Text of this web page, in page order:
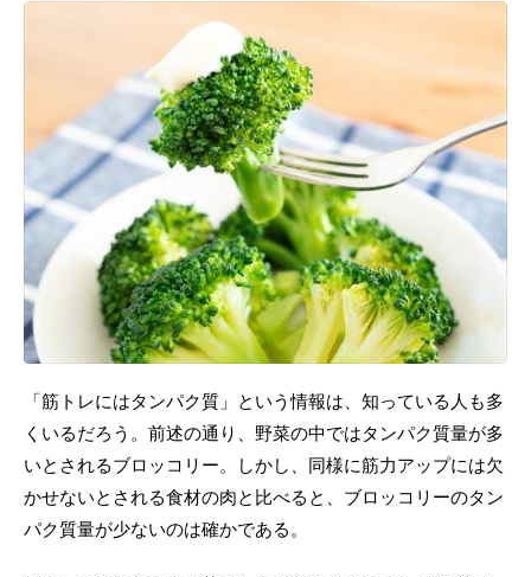
「筋トレにはタンパク質」という情報は、知っている人も多
くいるだろう。前述の通り、野菜の中ではタンパク質量が多
いとされるブロッコリー。しかし、同様に筋力アップには欠
かせないとされる食材の肉と比べると、ブロッコリーのタン
パク質量が少ないのは確かである。